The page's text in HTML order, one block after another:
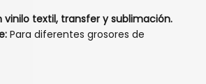
textil, transfer y sublimación.
Para diferentes grosores de